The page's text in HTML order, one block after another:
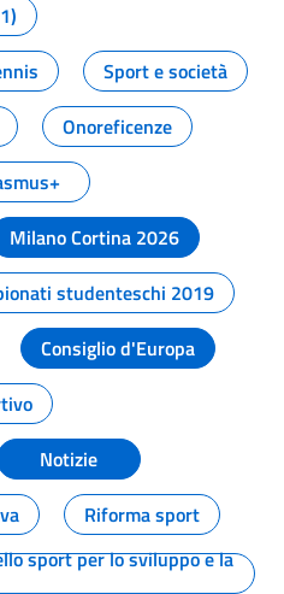
Sport e società
Onoreficenze
Milano Cortina 2026
studenteschi 2019
Consiglio d'Europa
Notizie
Riforma sport
sport per lo sviluppo e la